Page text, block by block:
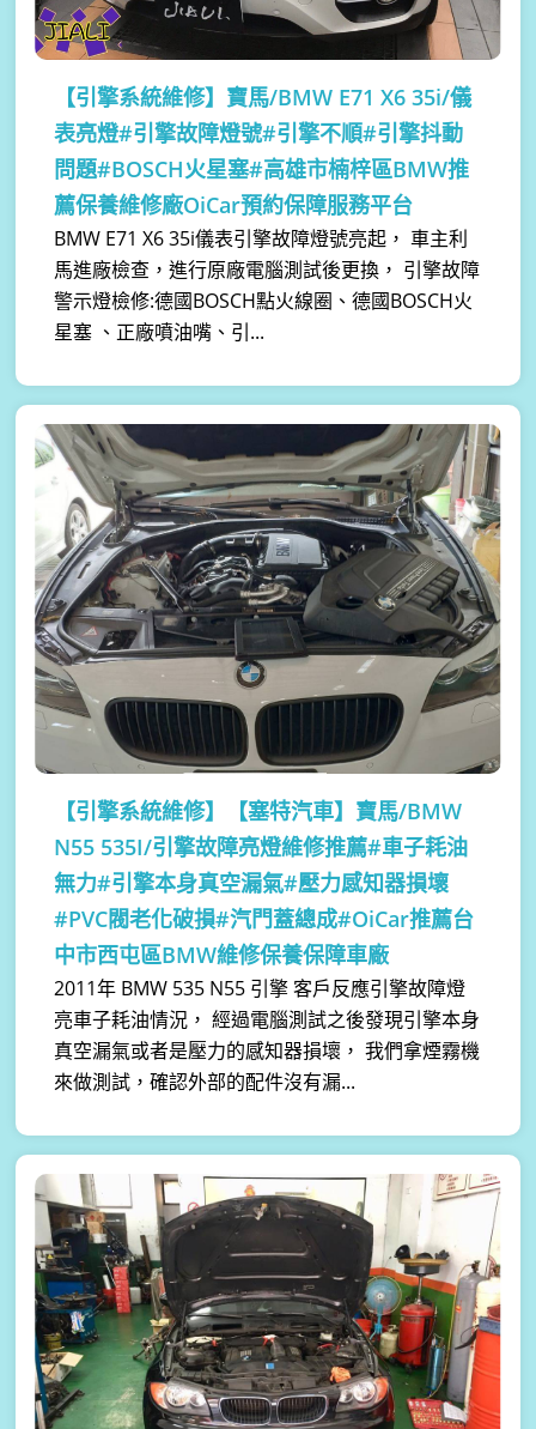
【引擎系統維修】 寶馬/BMW E71 X6 35i/儀
表亮燈#引擎故障燈號#引擎不順#引擎抖動
問題#BOSCH火星塞#高雄市楠梓區BMW推
薦保養維修廠OiCar預約保障服務平台
BMW E71 X6 35i儀表引擎故障燈號亮起， 車主利
馬進廠檢查，進行原廠電腦測試後更換， 引擎故障
警示燈檢修:德國BOSCH點火線圈、德國BOSCH火
星塞 、正廠噴油嘴、引...
【引擎系統維修】
【塞特汽車】寶馬/BMW
N55 535I/引擎故障亮燈維修推薦#車子耗油
無力#引擎本身真空漏氣#壓力感知器損壞
#PVC閥老化破損#汽門蓋總成#OiCar推薦台
中市西屯區BMW維修保養保障車廠
2011年 BMW 535 N55 引擎 客戶反應引擎故障燈
亮車子耗油情況， 經過電腦測試之後發現引擎本身
真空漏氣或者是壓力的感知器損壞， 我們拿煙霧機
來做測試，確認外部的配件沒有漏...